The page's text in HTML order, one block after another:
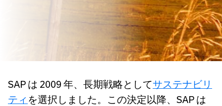
SAP は 2009 年、長期戦略としてサステナビリ
ティ を選択しました。この決定以降、SAP は